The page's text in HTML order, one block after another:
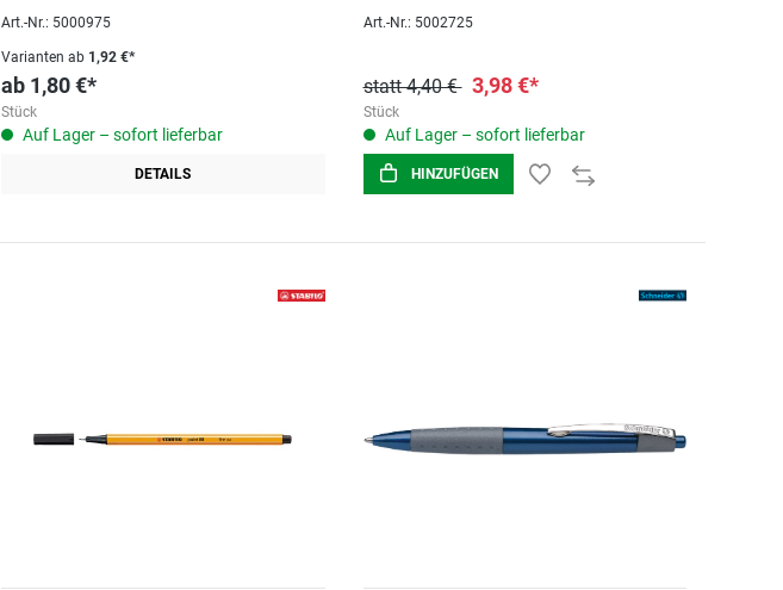
Art.-Nr.: 5000975
Varianten ab 1,92 €*
ab 1,80 €*
Stück
Auf Lager – sofort lieferbar
DETAILS
Art.-Nr.: 5002725
statt 4,40 € 3,98 €*
Stück
Auf Lager – sofort lieferbar
HINZUFÜGEN